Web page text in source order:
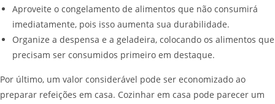
Aproveite o congelamento de alimentos que não consumirá
imediatamente, pois isso aumenta sua durabilidade.
Organize a despensa e a geladeira, colocando os alimentos que
precisam ser consumidos primeiro em destaque.
Por último, um valor considerável pode ser economizado ao
preparar refeições em casa. Cozinhar em casa pode parecer um